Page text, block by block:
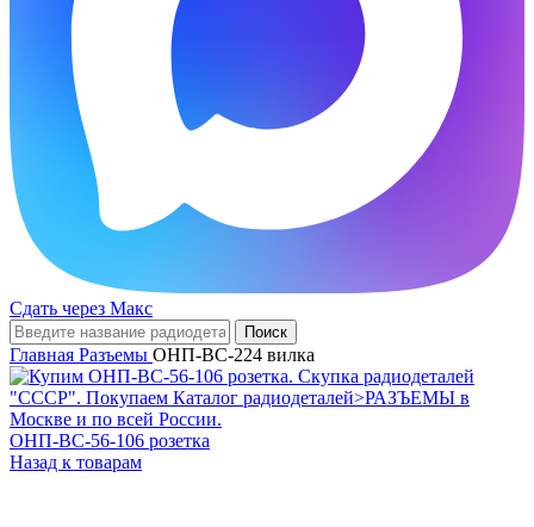
Сдать через Макс
Поиск
Главная Разъемы ОНП-ВС-224 вилка
ОНП-ВС-56-106 розетка
Назад к товарам